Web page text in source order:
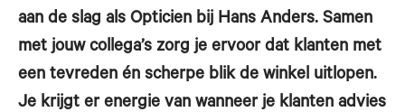
aan de slag als Opticien bij Hans Anders. Samen
met jouw collega’s zorg je ervoor dat klanten met
een tevreden én scherpe blik de winkel uitlopen.
Je krijgt er energie van wanneer je klanten advies